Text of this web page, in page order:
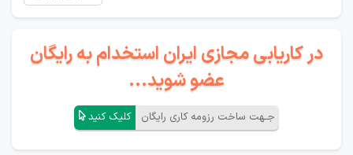
در کاریابی مجازی ایران استخدام به رایگان
عضو شوید...
جـهت ساخت رزومه کاری رایگان کلیک کنید